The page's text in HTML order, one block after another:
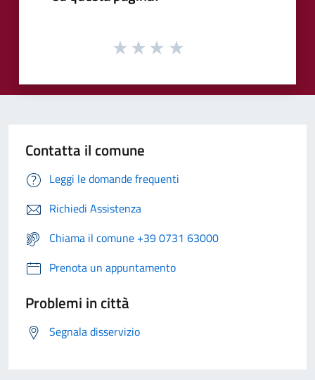
Contatta il comune
Leggi le domande frequenti
Richiedi Assistenza
Chiama il comune +39 0731 63000
Prenota un appuntamento
Problemi in città
Segnala disservizio